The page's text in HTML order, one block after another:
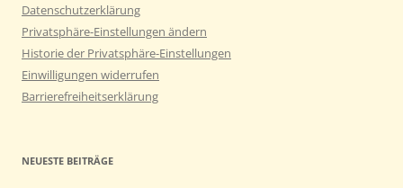
Datenschutzerklärung
Privatsphäre-Einstellungen ändern
Historie der Privatsphäre-Einstellungen
Einwilligungen widerrufen
Barrierefreiheitserklärung
NEUESTE BEITRÄGE